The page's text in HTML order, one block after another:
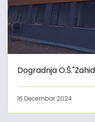
Dogradnja
16 Decembar 2024